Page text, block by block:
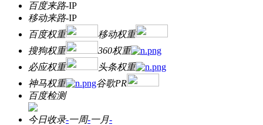
百度来路-IP
移动来路-IP
百度权重
移动权重
搜狗权重
360权重
必应权重
头条权重
神马权重
谷歌PR
百度检测
今日收录-一周-一月-